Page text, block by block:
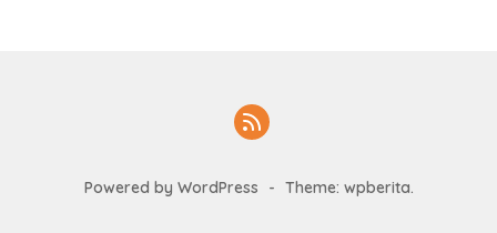
Powered by WordPress - Theme: wpberita.